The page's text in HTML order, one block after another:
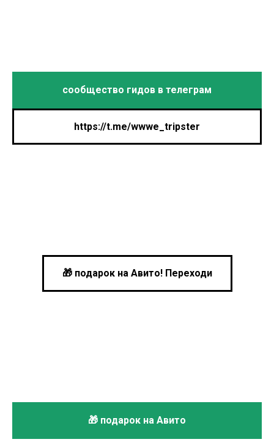
сообщество гидов в телеграм
https://t.me/wwwe_tripster
🎁 подарок на Авито! Переходи
🎁 подарок на Авито